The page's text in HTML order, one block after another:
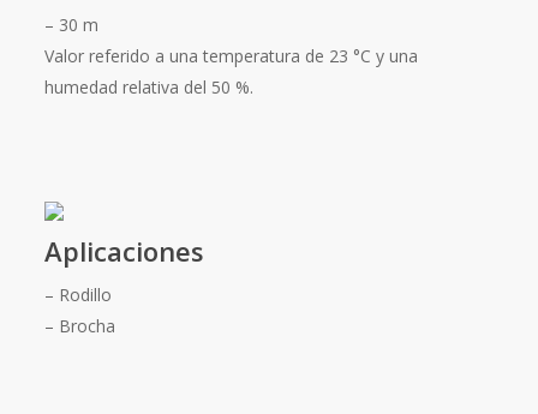
– 30 m
Valor referido a una temperatura de 23 °C y una
humedad relativa del 50 %.
Aplicaciones
– Rodillo
– Brocha